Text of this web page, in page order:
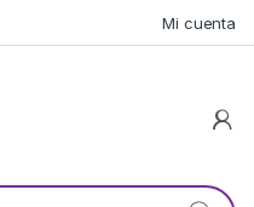
Mi cuenta